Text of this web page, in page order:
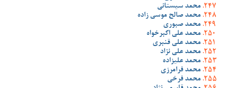
محمد سیستانی
محمد صالح موسی زاده
محمد صبوری
محمد علی اکبرخواه
محمد علی قنبری
محمد علی نژاد
محمد علیزاده
محمد فرامرزی
محمد فرخی